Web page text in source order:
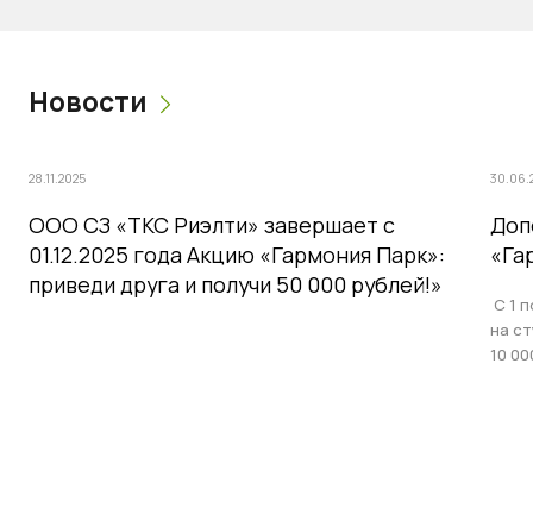
Новости
28.11.2025
ООО СЗ «ТКС Риэлти» завершает с
01.12.2025 года Акцию «Гармония Парк»:
приведи друга и получи 50 000 рублей!»
С 1
на
10